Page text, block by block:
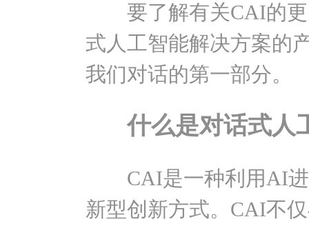
要了解有关CAI的更
式人工智能解决方案的
我们对话的第一部分。
什么是对话式人
CAI是一种利用AI进
新型创新方式。CAI不